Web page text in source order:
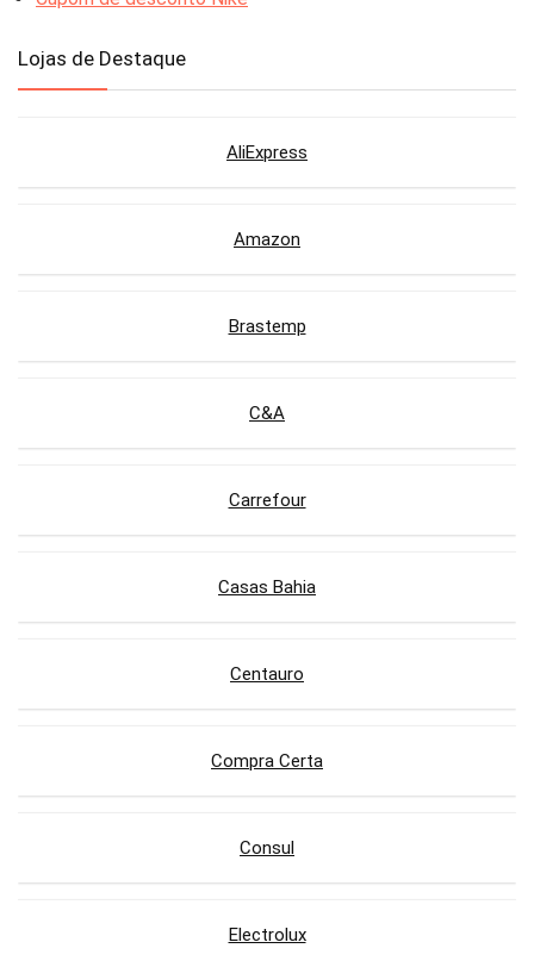
Lojas de Destaque
AliExpress
Amazon
Brastemp
C&A
Carrefour
Casas Bahia
Centauro
Compra Certa
Consul
Electrolux